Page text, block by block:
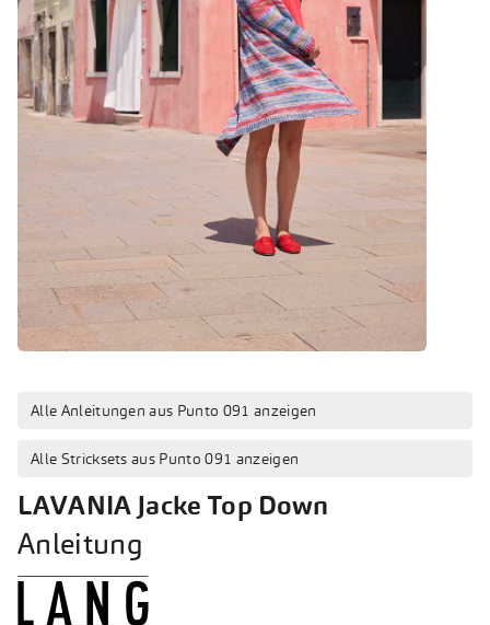
Alle Anleitungen aus Punto 091 anzeigen
Alle Stricksets aus Punto 091 anzeigen
LAVANIA Jacke Top Down
Anleitung